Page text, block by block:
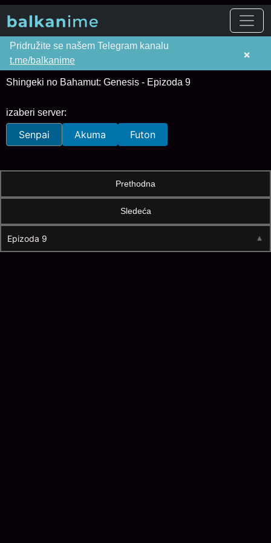
Pridružite se našem Telegram kanalu
t.me/balkanime
×
Shingeki no Bahamut: Genesis - Epizoda 9
izaberi server:
Senpai Akuma Futon
Prethodna
Sledeća